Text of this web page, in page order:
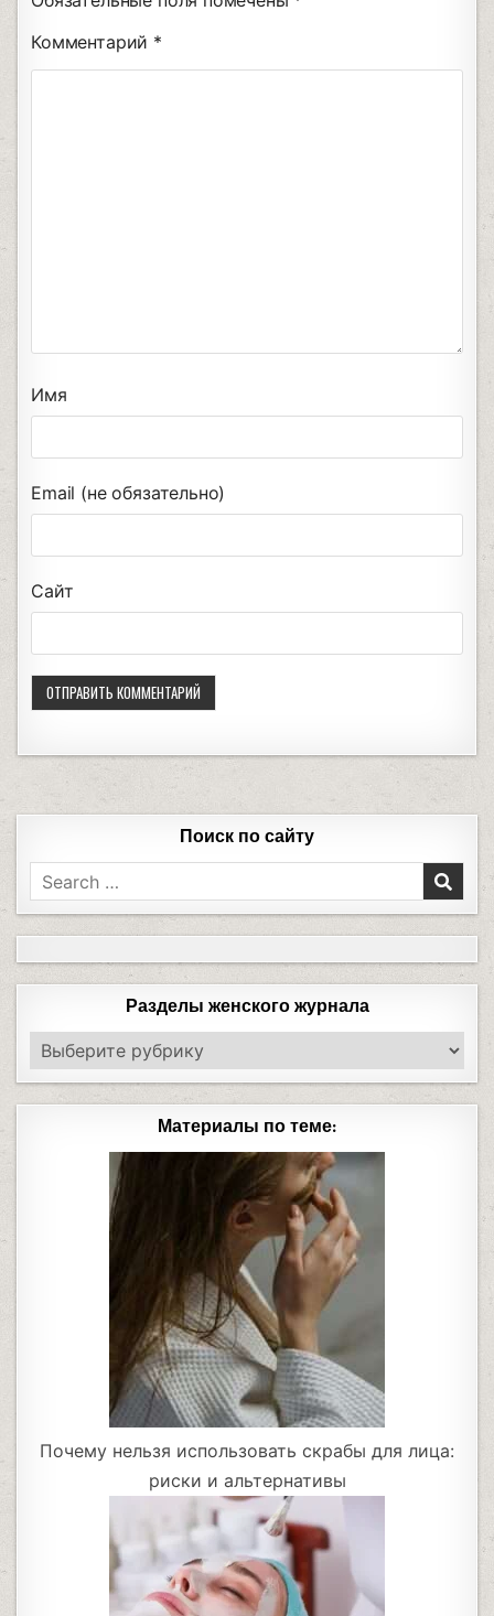
Комментарий *
Имя
Email (не обязательно)
Сайт
Поиск по сайту
Разделы женского журнала
Материалы по теме:
Почему нельзя использовать скрабы для лица:
риски и альтернативы